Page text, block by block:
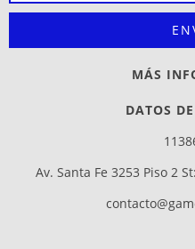
MÁS
DATOS
Av. Santa Fe 3253 Piso 2